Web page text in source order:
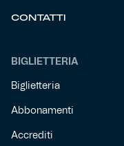
CONTATTI
BIGLIETTERIA
Biglietteria
Abbonamenti
Accrediti